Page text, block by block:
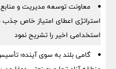
معاونت توسعه مدیریت و
استراتژی اعطای امتیاز خاص جذب
استخدامی اخیر را تشریح نمود
گامی بلند به سوی آینده؛